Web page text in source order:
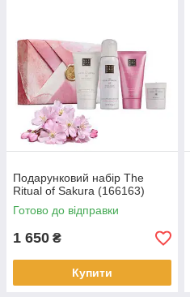
Подарунковий набір The
Ritual of Sakura (166163)
Готово до відправки
1 650 ₴
Купити